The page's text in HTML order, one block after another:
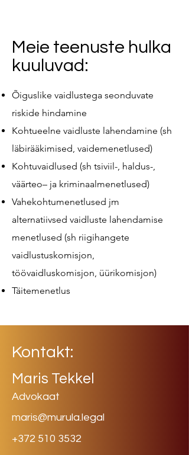
Meie teenuste hulka
kuuluvad:
Õiguslike vaidlustega seonduvate
riskide hindamine
Kohtueelne vaidluste lahendamine (sh
läbirääkimised, vaidemenetlused)
Kohtuvaidlused (sh tsiviil-, haldus-,
väärteo– ja kriminaalmenetlused)
Vahekohtumenetlused jm
alternatiivsed vaidluste lahendamise
menetlused (sh riigihangete
vaidlustuskomisjon,
töövaidluskomisjon, üürikomisjon)
Täitemenetlus
Kontakt:
Maris Tekkel
Advokaat
maris@murula.legal
+372 510 3532